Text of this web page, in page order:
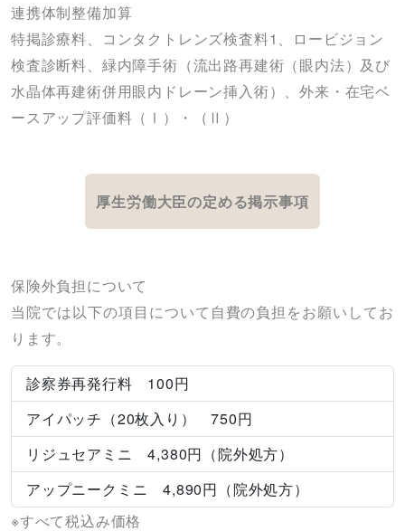
連携体制整備加算
特掲診療料、コンタクトレンズ検査料1、ロービジョン
検査診断料、緑内障手術（流出路再建術（眼内法）及び
水晶体再建術併用眼内ドレーン挿入術）、外来・在宅ベ
ースアップ評価料（Ⅰ）・（Ⅱ）
厚生労働大臣の定める掲示事項
保険外負担について
当院では以下の項目について自費の負担をお願いしてお
ります。
診察券再発行料 100円
アイパッチ（20枚入り） 750円
リジュセアミニ 4,380円（院外処方）
アップニークミニ 4,890円（院外処方）
※すべて税込み価格